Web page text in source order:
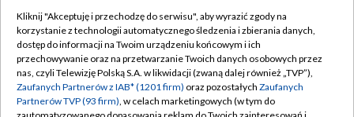
TVP
Abonament TVP
Sklep TVP
Biuro Reklamy
Regulamin TVP
Polityka prywatności
Moje zgody
Kliknij "Akceptuję i przechodzę do serwisu", aby wyrazić zgody na
korzystanie z technologii automatycznego śledzenia i zbierania danych,
dostęp do informacji na Twoim urządzeniu końcowym i ich
przechowywanie oraz na przetwarzanie Twoich danych osobowych przez
nas, czyli Telewizję Polską S.A. w likwidacji (zwaną dalej również „TVP”),
Zaufanych Partnerów z IAB* (1201 firm) oraz pozostałych Zaufanych
Partnerów TVP (93 firm), w celach marketingowych (w tym do